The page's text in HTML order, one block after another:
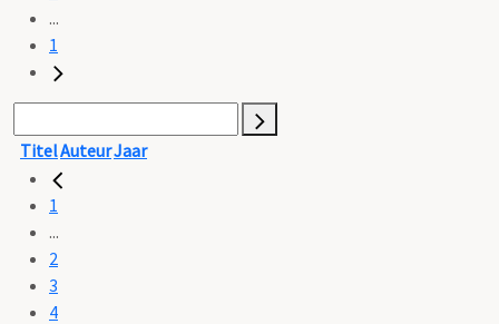
...
1
TitelAuteurJaar
1
...
2
3
4